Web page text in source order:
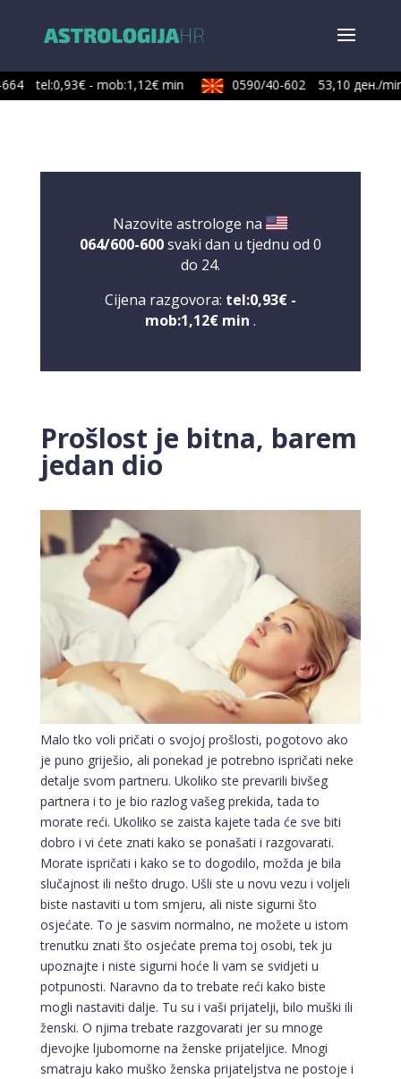
tel:0,93€ - mob:1,12€ min 0590/40-602 53,10 ден./min
Nazovite astrologe na
064/600-600svaki dan u tjednu od 0
do 24.
Cijena razgovora: tel:0,93€ -
mob:1,12€ min .
Prošlost je bitna, barem
jedan dio
Malo tko voli pričati o svojoj prošlosti, pogotovo ako
je puno griješio, ali ponekad je potrebno ispričati neke
detalje svom partneru. Ukoliko ste prevarili bivšeg
partnera i to je bio razlog vašeg prekida, tada to
morate reći. Ukoliko se zaista kajete tada će sve biti
dobro i vi ćete znati kako se ponašati i razgovarati.
Morate ispričati i kako se to dogodilo, možda je bila
slučajnost ili nešto drugo. Ušli ste u novu vezu i voljeli
biste nastaviti u tom smjeru, ali niste sigurni što
osjećate. To je sasvim normalno, ne možete u istom
trenutku znati što osjećate prema toj osobi, tek ju
upoznajte i niste sigurni hoće li vam se svidjeti u
potpunosti. Naravno da to trebate reći kako biste
mogli nastaviti dalje. Tu su i vaši prijatelji, bilo muški ili
ženski. O njima trebate razgovarati jer su mnoge
djevojke ljubomorne na ženske prijateljice. Mnogi
smatraju kako muško ženska prijateljstva ne postoje i